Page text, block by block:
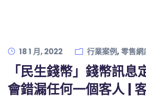
18 1 月, 2022 行業案例,零售網
「民生錢幣」錢幣訊息
會錯漏任何一個客人 |